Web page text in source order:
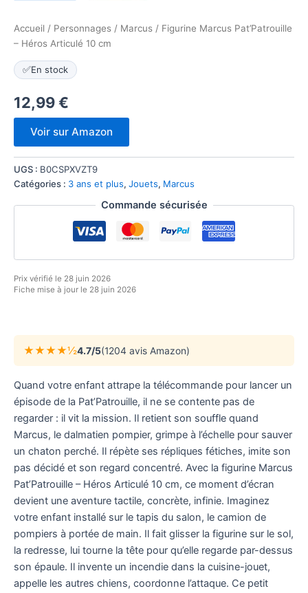
Accueil / Personnages / Marcus / Figurine Marcus Pat’Patrouille
– Héros Articulé 10 cm
✅En stock
12,99€
Voir sur Amazon
UGS : B0CSPXVZT9
Catégories : 3 ans et plus, Jouets, Marcus
Commande sécurisée
Prix vérifié le 28 juin 2026
Fiche mise à jour le 28 juin 2026
★★★★½4.7/5(1204 avis Amazon)
Quand votre enfant attrape la télécommande pour lancer un
épisode de la Pat’Patrouille, il ne se contente pas de
regarder : il vit la mission. Il retient son souffle quand
Marcus, le dalmatien pompier, grimpe à l’échelle pour sauver
un chaton perché. Il répète ses répliques fétiches, imite son
pas décidé et son regard concentré. Avec la figurine Marcus
Pat’Patrouille – Héros Articulé 10 cm, ce moment d’écran
devient une aventure tactile, concrète, infinie. Imaginez
votre enfant installé sur le tapis du salon, le camion de
pompiers à portée de main. Il fait glisser la figurine sur le sol,
la redresse, lui tourne la tête pour qu’elle regarde par-dessus
son épaule. Il invente un incendie dans la cuisine-jouet,
appelle les autres chiens, coordonne l’attaque. Ce petit